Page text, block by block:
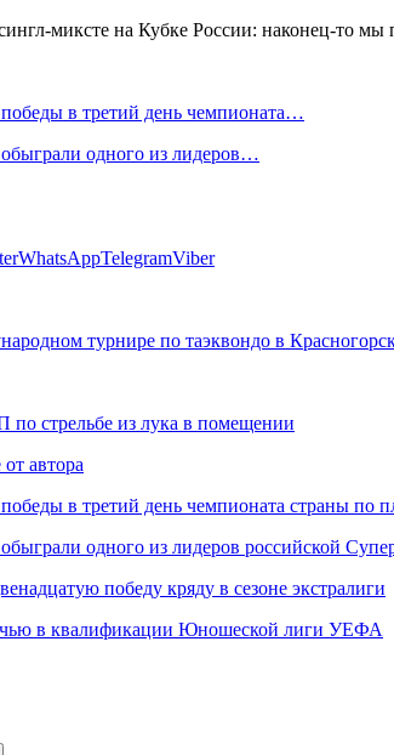
в третий день чемпионата…
одного из лидеров…
WhatsAppTelegramViber
турнире по таэквондо в
стрельбе из лука в помещении
автора
в третий день чемпионата страны по
одного из лидеров российской
победу кряду в сезоне экстралиги
в квалификации Юношеской лиги УЕФА